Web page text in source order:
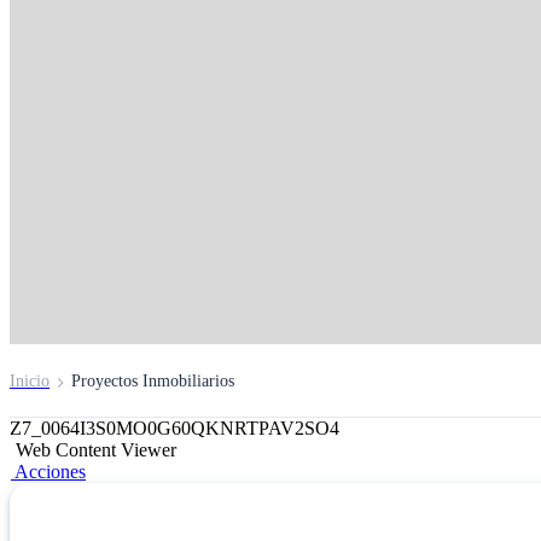
Inicio Proyectos Inmobiliarios
Z7_0064I3S0MO0G60QKNRTPAV2SO4
Web Content Viewer
Acciones